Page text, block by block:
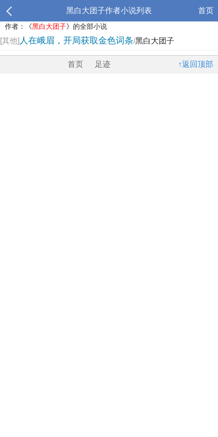
黑白大团子作者小说列表 首页
作者：《黑白大团子》的全部小说
[其他] 人在峨眉，开局获取金色词条/黑白大团子
↑返回顶部
首页 足迹